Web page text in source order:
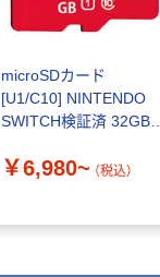
microSDカード
[U1/C10] NINTENDO
SWITCH検証済 32GB～
￥6,980~ （税込）